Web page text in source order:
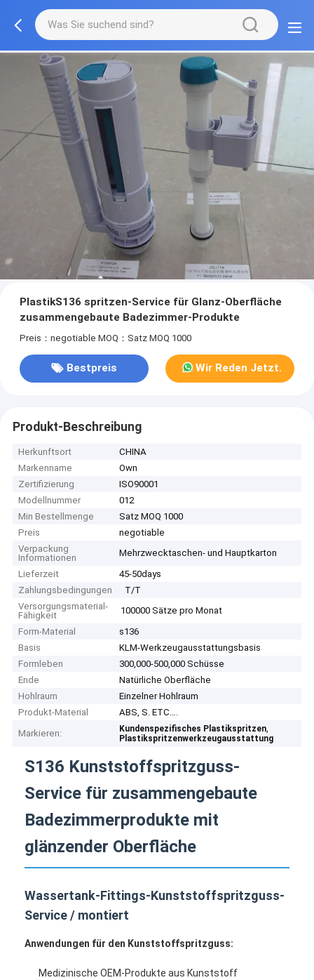
PlastikS136 spritzen-Service für Glanz-Oberfläche
zusammengebaute Badezimmer-Produkte
Preis：negotiable MOQ：Satz MOQ 1000
Bestpreis Wir Reden Jetzt.
Produkt-Beschreibung
Herkunftsort
CHINA
Markenname
Own
Zertifizierung
ISO90001
Modellnummer
012
Min Bestellmenge
Satz MOQ 1000
Preis
negotiable
Verpackung
Informationen
Mehrzwecktaschen- und Hauptkarton
Lieferzeit
45-50days
Zahlungsbedingungen
T/T
Versorgungsmaterial-
Fähigkeit
100000 Sätze pro Monat
Form-Material
s136
Basis
KLM-Werkzeugausstattungsbasis
Formleben
300,000-500,000 Schüsse
Ende
Natürliche Oberfläche
Hohlraum
Einzelner Hohlraum
Produkt-Material
ABS, S. ETC….
Markieren:
Kundenspezifisches Plastikspritzen,
Plastikspritzenwerkzeugausstattung
S136 Kunststoffspritzguss-
Service für zusammengebaute
Badezimmerprodukte mit
glänzender Oberfläche
Wassertank-Fittings-Kunststoffspritzguss-
Service / montiert
Anwendungen für den Kunststoffspritzguss:
Medizinische OEM-Produkte aus Kunststoff